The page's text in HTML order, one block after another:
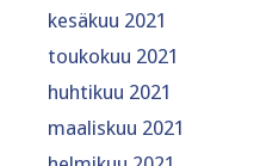
kesäkuu 2021
toukokuu 2021
huhtikuu 2021
maaliskuu 2021